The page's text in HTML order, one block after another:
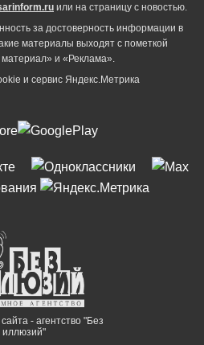
или на страницу с новостью.
за достоверность информации в
материалы выходят с пометкой
и «Реклама».
и сервиc Яндекс.Метрика
- агентство "Без
иллюзий"